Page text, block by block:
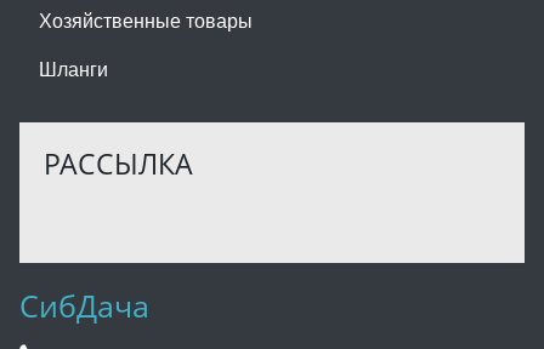
Хозяйственные товары
Шланги
РАССЫЛКА
СибДача